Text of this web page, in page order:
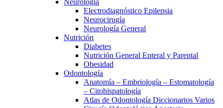
Neurología
Electrodiagnóstico Epilepsia
Neurocirugía
Neurología General
Nutrición
Diabetes
Nutrición General Enteral y Parental
Obesidad
Odontología
Anatomía – Embriología – Estomatología
– Citohispatología
Atlas de Odontología Diccionarios Varios